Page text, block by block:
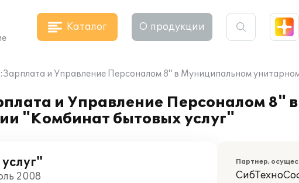
Каталог О продукции
и Управление Персоналом 8" в Муниципальном
и Управление Персоналом 8"
"Комбинат бытовых услуг"
2008
Партнер,